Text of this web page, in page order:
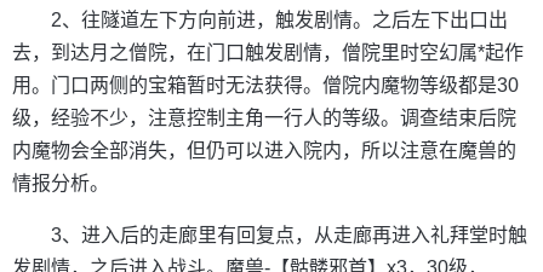
2、往隧道左下方向前进，触发剧情。之后左下出口出
去，到达月之僧院，在门口触发剧情，僧院里时空幻属*起作
用。门口两侧的宝箱暂时无法获得。僧院内魔物等级都是30
级，经验不少，注意控制主角一行人的等级。调查结束后院
内魔物会全部消失，但仍可以进入院内，所以注意在魔兽的
情报分析。
3、进入后的走廊里有回复点，从走廊再进入礼拜堂时触
发剧情，之后进入战斗。魔兽-【骷髅邪首】x3，30级，